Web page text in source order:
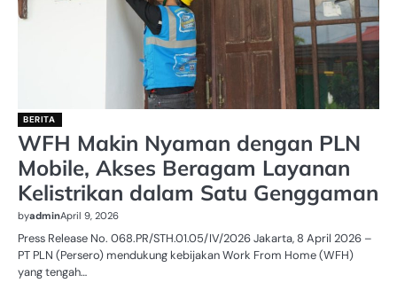
BERITA
WFH Makin Nyaman dengan PLN
Mobile, Akses Beragam Layanan
Kelistrikan dalam Satu Genggaman
byadminApril 9, 2026
Press Release No. 068.PR/STH.01.05/IV/2026 Jakarta, 8 April 2026 –
PT PLN (Persero) mendukung kebijakan Work From Home (WFH)
yang tengah…